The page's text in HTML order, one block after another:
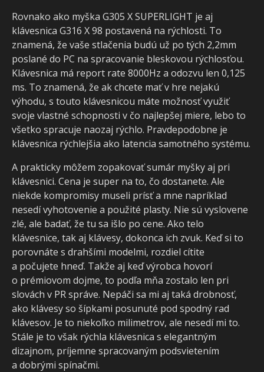
Rovnako ako myška G305 X SUPERLIGHT je aj
klávesnica G316 X 98 postavená na rýchlosti. To
znamená, že vaše stlačenia budú už po tých 2,2mm
poslané do PC na spracovanie bleskovou rýchlosťou.
Klávesnica má report rate 8000Hz a odozvu len 0,125
ms. To znamená, že ak chcete mať v hre nejakú
výhodu, s touto klávesnicou máte možnosť využiť
svoje vlastné schopnosti v čo najlepšej miere, lebo to
všetko spracuje naozaj rýchlo. Pravdepodobne je
klávesnica rýchlejšia ako latencia samotného systému.
A prakticky môžem zopakovať sumár myšky aj pri
klávesnici. Cena je super na to, čo dostanete. Ale
niekde kompromisy museli prísť a mne napríklad
nesedí vyhotovenie a použité plasty. Nie sú vyslovene
zlé, ale badať, že tu sa išlo po cene. Ako telo
klávesnice, tak aj klávesy, dokonca ich zvuk. Keď si to
porovnáte s drahšími modelmi, rozdiel cítite
a počujete hneď. Takže aj keď výrobca hovorí
o prémiovom dojme, to podľa mňa zostalo len pri
slovách v PR správe. Nepáči sa mi aj taká drobnosť,
ako klávesy so šípkami posunuté pod spodný rad
klávesov. Je to niekoľko milimetrov, ale nesedí mi to.
Stále je to však rýchla klávesnica s elegantným
dizajnom, príjemne spracovaným podsvietením
a dobrými spínačmi.